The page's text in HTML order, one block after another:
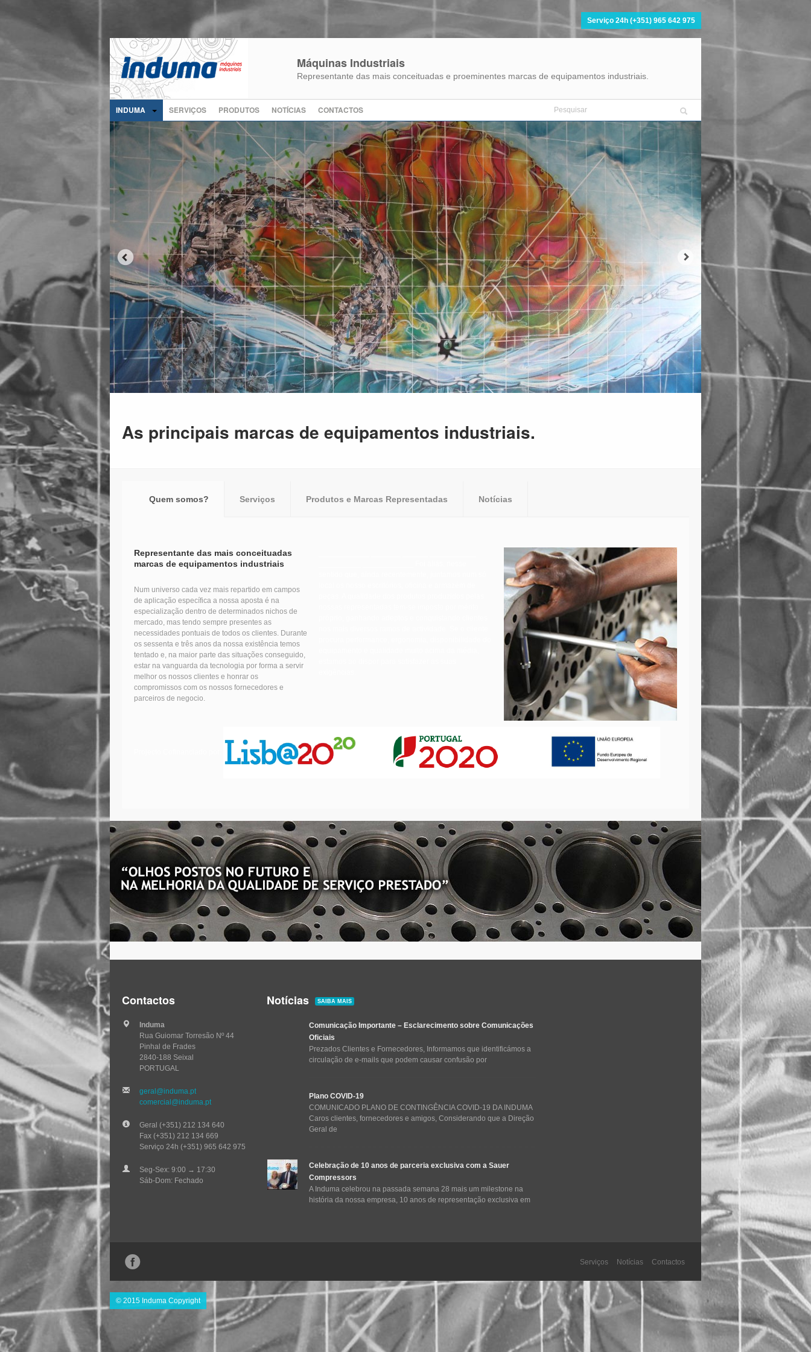
Serviço 24h (+351) 965 642 975
Máquinas Industriais
Representante das mais conceituadas e proeminentes marcas de equipamentos industriais.
INDUMA SERVIÇOS PRODUTOS NOTÍCIAS CONTACTOS
As principais marcas de equipamentos industriais.
Quem somos? Serviços Produtos e Marcas Representadas Notícias
Representante das mais conceituadas
marcas de equipamentos industriais
Num universo cada vez mais repartido em campos
de aplicação específica a nossa aposta é na
especialização dentro de determinados nichos de
mercado, mas tendo sempre presentes as
necessidades pontuais de todos os clientes. Durante
os sessenta e três anos da nossa existência temos
tentado e, na maior parte das situações conseguido,
estar na vanguarda da tecnologia por forma a servir
melhor os nossos clientes e honrar os
compromissos com os nossos fornecedores e
parceiros de negocio.
Contactos
Induma
Rua Guiomar Torresão Nº 44
Pinhal de Frades
2840-188 Seixal
PORTUGAL
geral@induma.pt
comercial@induma.pt
Geral (+351) 212 134 640
Fax (+351) 212 134 669
Serviço 24h (+351) 965 642 975
Seg-Sex: 9:00 → 17:30
Sáb-Dom: Fechado
Notícias SAIBA MAIS
Comunicação Importante – Esclarecimento sobre Comunicações
Oficiais
Prezados Clientes e Fornecedores, Informamos que identificámos a
circulação de e-mails que podem causar confusão por
Plano COVID-19
COMUNICADO PLANO DE CONTINGÊNCIA COVID-19 DA INDUMA
Caros clientes, fornecedores e amigos, Considerando que a Direção
Geral de
Celebração de 10 anos de parceria exclusiva com a Sauer
Compressors
A Induma celebrou na passada semana 28 mais um milestone na
história da nossa empresa, 10 anos de representação exclusiva em
Serviços Notícias Contactos
© 2015 Induma Copyright